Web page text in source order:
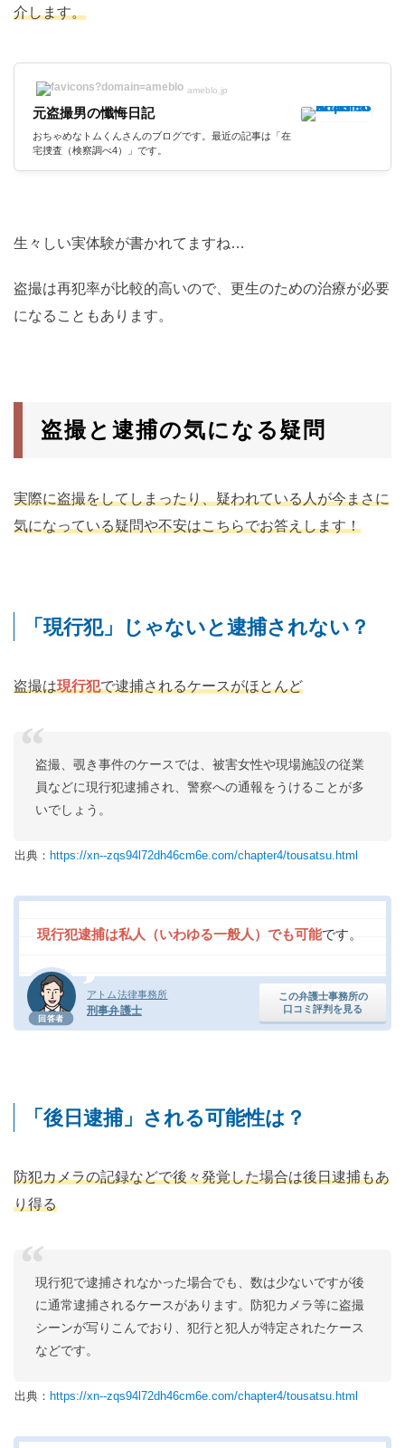
介します。
ameblo.jp
元盗撮男の懺悔日記
おちゃめなトムくんさんのブログです。最近の記事は「在
宅捜査（検察調べ4）」です。
生々しい実体験が書かれてますね…
盗撮は再犯率が比較的高いので、更生のための治療が必要
になることもあります。
盗撮と逮捕の気になる疑問
実際に盗撮をしてしまったり、疑われている人が今まさに
気になっている疑問や不安はこちらでお答えします！
「現行犯」じゃないと逮捕されない？
盗撮は現行犯で逮捕されるケースがほとんど
盗撮、覗き事件のケースでは、被害女性や現場施設の従業
員などに現行犯逮捕され、警察への通報をうけることが多
いでしょう。
出典： https://xn--zqs94l72dh46cm6e.com/chapter4/tousatsu.html
回答者
アトム法律事務所
刑事弁護士
この弁護士事務所の
口コミ評判を見る
現行犯逮捕は私人（いわゆる一般人）でも可能です。
「後日逮捕」される可能性は？
防犯カメラの記録などで後々発覚した場合は後日逮捕もあ
り得る
現行犯で逮捕されなかった場合でも、数は少ないですが後
に通常逮捕されるケースがあります。防犯カメラ等に盗撮
シーンが写りこんでおり、犯行と犯人が特定されたケース
などです。
出典： https://xn--zqs94l72dh46cm6e.com/chapter4/tousatsu.html